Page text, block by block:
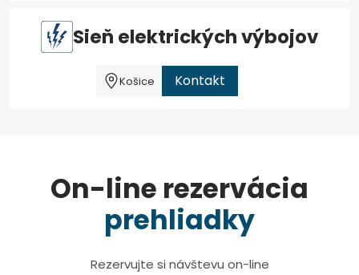
Sieň elektrických výbojov
Košice Kontakt
On-line rezervácia
prehliadky
Rezervujte si návštevu on-line